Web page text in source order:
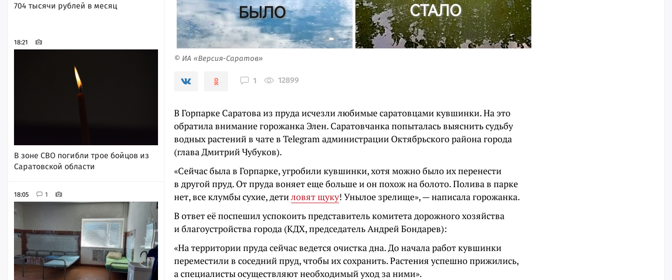
704 тысячи рублей в месяц
18:21
В зоне СВО погибли трое бойцов из
Саратовской области
18:05 1
© ИА «Версия-Саратов»
1 12899
В Горпарке Саратова из пруда исчезли любимые саратовцами кувшинки. На это
обратила внимание горожанка Элен. Саратовчанка попыталась выяснить судьбу
водных растений в чате в Telegram администрации Октябрьского района города
(глава Дмитрий Чубуков).
«Сейчас была в Горпарке, угробили кувшинки, хотя можно было их перенести
в другой пруд. От пруда воняет еще больше и он похож на болото. Полива в парке
нет, все клумбы сухие, детиловят щуку! Унылое зрелище», — написала горожанка.
В ответ её поспешил успокоить представитель комитета дорожного хозяйства
и благоустройства города (КДХ, председатель Андрей Бондарев):
«На территории пруда сейчас ведется очистка дна. До начала работ кувшинки
переместили в соседний пруд, чтобы их сохранить. Растения успешно прижились,
а специалисты осуществляют необходимый уход за ними».